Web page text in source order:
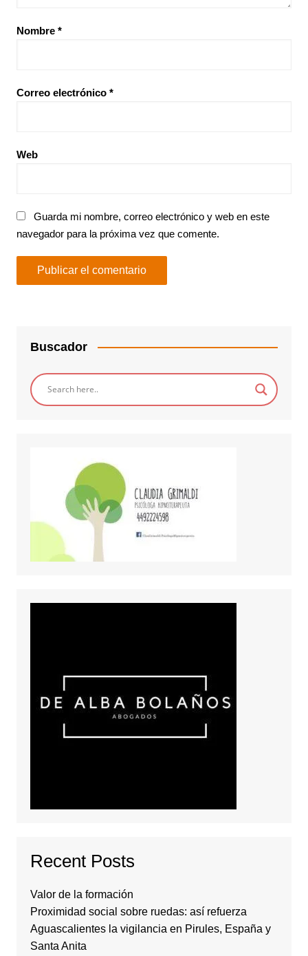
Nombre *
Correo electrónico *
Web
Guarda mi nombre, correo electrónico y web en este
navegador para la próxima vez que comente.
Buscador
Recent Posts
Valor de la formación
Proximidad social sobre ruedas: así refuerza
Aguascalientes la vigilancia en Pirules, España y
Santa Anita